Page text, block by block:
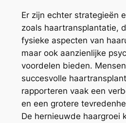
Er zijn echter strategieën
zoals haartransplantatie,
fysieke aspecten van
maar ook aanzienlijke
voordelen bieden.
succesvolle
rapporteren vaak een
en een grotere
De hernieuwde haargroei